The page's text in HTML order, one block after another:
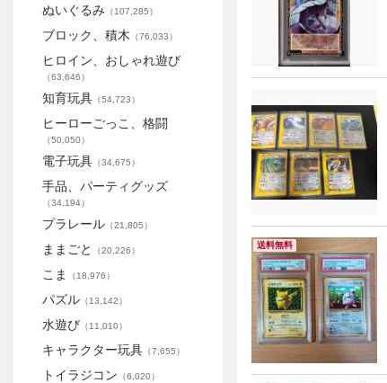
送料無料
ぬいぐるみ （107,285）
ブロック、積木 （76,033）
ヒロイン、おしゃれ遊び
（63,646）
知育玩具 （54,723）
ヒーローごっこ、格闘
（50,050）
電子玩具 （34,675）
手品、パーティグッズ
（34,194）
プラレール （21,805）
ままごと （20,226）
こま （18,976）
パズル （13,142）
水遊び （11,010）
キャラクター玩具 （7,655）
トイラジコン （6,020）